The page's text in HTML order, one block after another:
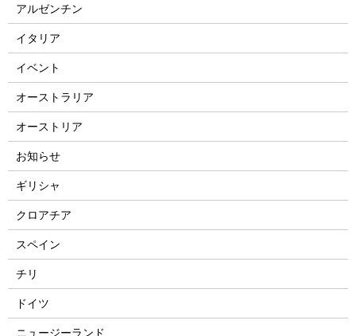
アルゼンチン
イタリア
イベント
オーストラリア
オーストリア
お知らせ
ギリシャ
クロアチア
スペイン
チリ
ドイツ
ニュージーランド